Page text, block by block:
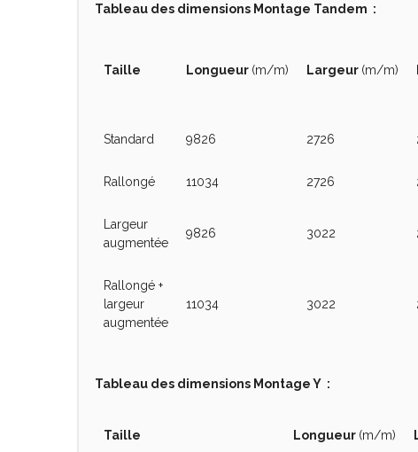
Tableau des dimensions Montage Tandem :
Taille Longueur (m/m) Largeur (m/m)
Standard 9826 2726
Rallongé 11034 2726
Largeur
augmentée
9826 3022
Rallongé +
largeur
augmentée
11034 3022
Tableau des dimensions Montage Y :
Taille Longueur (m/m)